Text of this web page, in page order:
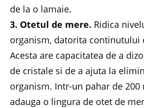
de la o lamaie.
3. Otetul de mere. Ridica
organism, datorita continutului
Acesta are capacitatea de a
de cristale si de a ajuta la
organism. Intr-un pahar de 200
adauga o lingura de otet de